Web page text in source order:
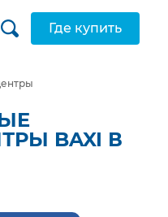
Где купить
BAXI В